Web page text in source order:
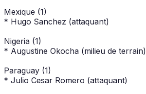
Mexique (1)
* Hugo Sanchez (attaquant)
Nigeria (1)
* Augustine Okocha (milieu de terrain)
Paraguay (1)
* Julio Cesar Romero (attaquant)